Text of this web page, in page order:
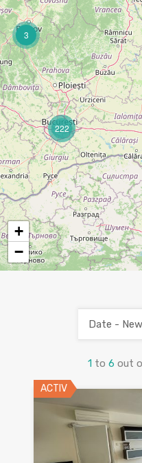
3
222
+
−
1 to 6 out
Date -
ACTIV